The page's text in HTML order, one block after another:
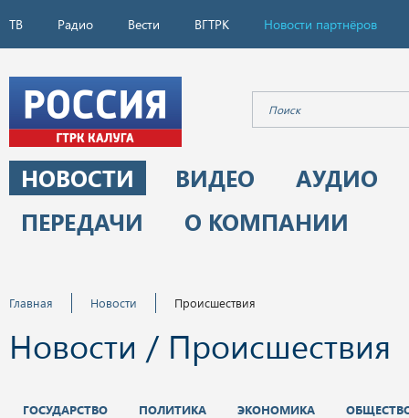
ТВ Радио Вести ВГТРК Новости партнёров
НОВОСТИ ВИДЕО
АУДИО
ПЕРЕДАЧИ
О КОМПАНИИ
Главная Новости Происшествия
Новости / Происшествия
ГОСУДАРСТВО ПОЛИТИКА ЭКОНОМИКА